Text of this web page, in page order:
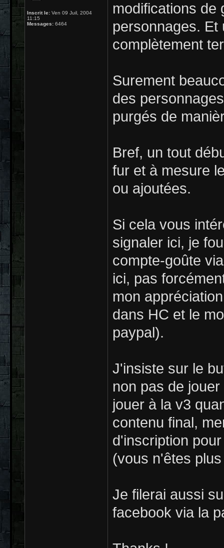
Inscrit le: Ven 09 Juil, 2004
11:15
Messages: 6464
modifications de
personnages. Et
complètement
Surement
des
purgés de
Bref, un tout
fur et à mesure
ou ajoutées.
Si cela vous
signaler ici, je
compte-goûte
ici, pas
mon
dans HC et le
paypal).
J'insiste sur le
non pas de
jouer à la v3
contenu final,
d'inscription
(vous n'êtes
Je filerai aussi
facebook via la